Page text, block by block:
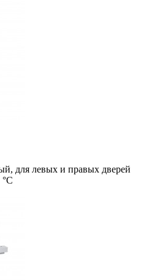
для левых и правых дверей
°С